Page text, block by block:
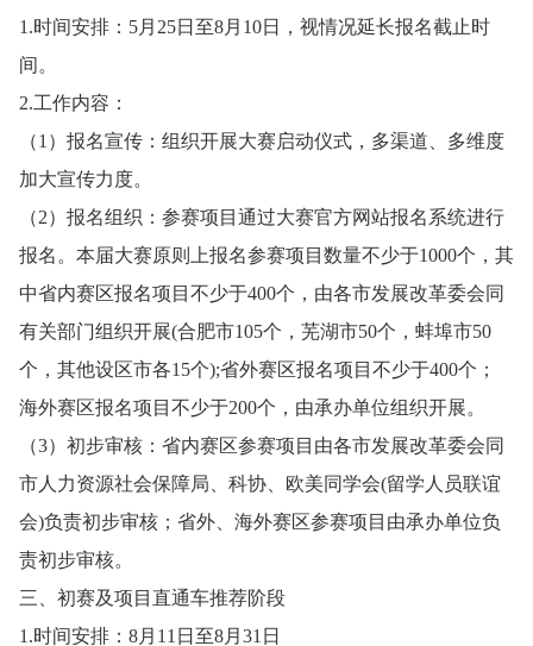
1.时间安排：5月25日至8月10日，视情况延长报名截止时
间。
2.工作内容：
（1）报名宣传：组织开展大赛启动仪式，多渠道、多维度
加大宣传力度。
（2）报名组织：参赛项目通过大赛官方网站报名系统进行
报名。本届大赛原则上报名参赛项目数量不少于1000个，其
中省内赛区报名项目不少于400个，由各市发展改革委会同
有关部门组织开展(合肥市105个，芜湖市50个，蚌埠市50
个，其他设区市各15个);省外赛区报名项目不少于400个；
海外赛区报名项目不少于200个，由承办单位组织开展。
（3）初步审核：省内赛区参赛项目由各市发展改革委会同
市人力资源社会保障局、科协、欧美同学会(留学人员联谊
会)负责初步审核；省外、海外赛区参赛项目由承办单位负
责初步审核。
三、初赛及项目直通车推荐阶段
1.时间安排：8月11日至8月31日